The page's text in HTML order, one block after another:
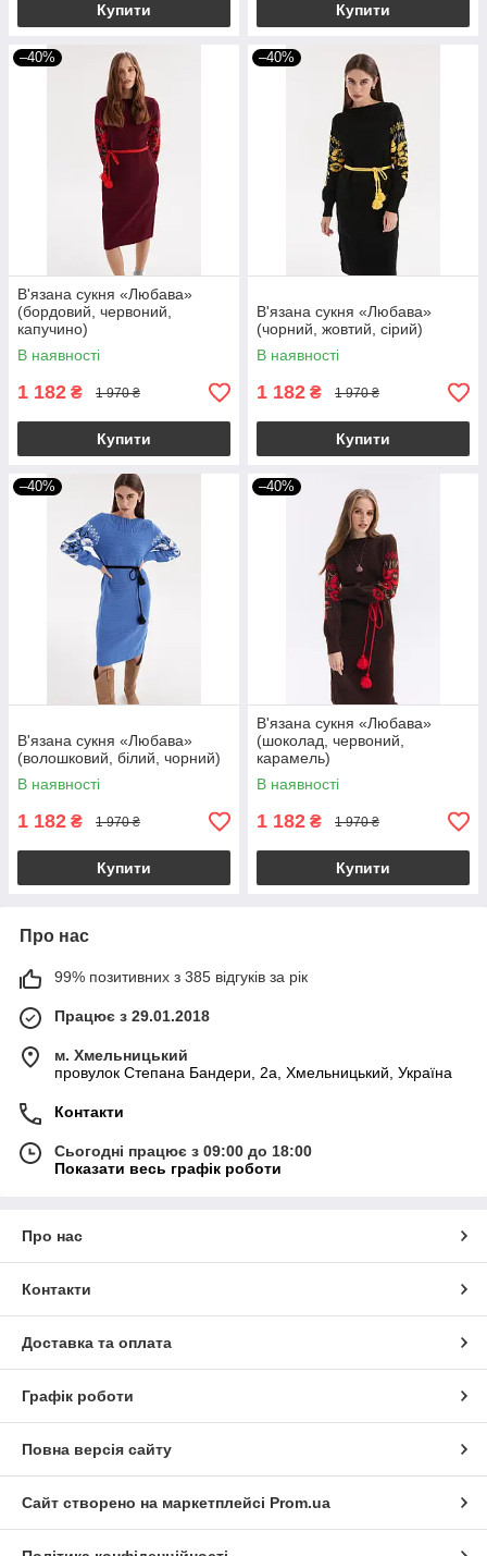
Купити Купити
–40%
В'язана сукня «Любава»
(бордовий, червоний,
капучино)
В наявності
1 182 ₴ 1 970 ₴
Купити
–40%
В'язана сукня «Любава»
(чорний, жовтий, сірий)
В наявності
1 182 ₴ 1 970 ₴
Купити
–40%
В'язана сукня «Любава»
(волошковий, білий, чорний)
В наявності
1 182 ₴ 1 970 ₴
Купити
–40%
В'язана сукня «Любава»
(шоколад, червоний,
карамель)
В наявності
1 182 ₴ 1 970 ₴
Купити
Про нас
99% позитивних з 385 відгуків за рік
Працює з 29.01.2018
м. Хмельницький
провулок Степана Бандери, 2a, Хмельницький, Україна
Контакти
Сьогодні працює з 09:00 до 18:00
Показати весь графік роботи
Про нас
Контакти
Доставка та оплата
Графік роботи
Повна версія сайту
Сайт створено на маркетплейсі Prom.ua